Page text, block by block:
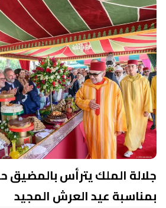
جلالة الملك يترأس بالمضيق
بمناسبة عيد العرش المجيد